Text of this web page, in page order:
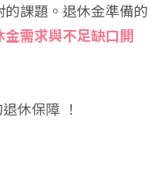
課題。退休金準備的
需求與不足缺口開
休保障 ！